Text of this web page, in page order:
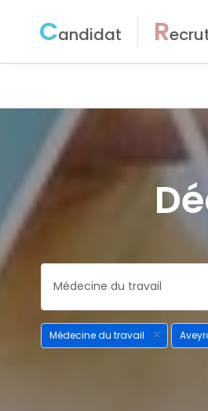
Candidat R
Médecine du travail